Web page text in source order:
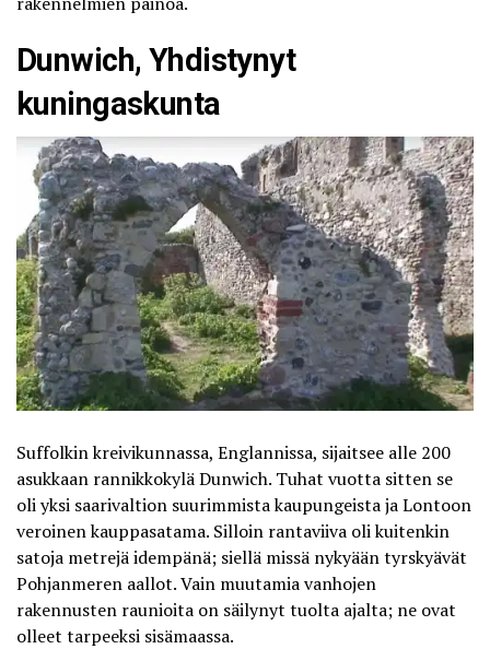
Dunwich, Yhdistynyt
kuningaskunta
Suffolkin kreivikunnassa, Englannissa, sijaitsee alle 200
asukkaan rannikkokylä Dunwich. Tuhat vuotta sitten se
oli yksi saarivaltion suurimmista kaupungeista ja Lontoon
veroinen kauppasatama. Silloin rantaviiva oli kuitenkin
satoja metrejä idempänä; siellä missä nykyään tyrskyävät
Pohjanmeren aallot. Vain muutamia vanhojen
rakennusten raunioita on säilynyt tuolta ajalta; ne ovat
olleet tarpeeksi sisämaassa.